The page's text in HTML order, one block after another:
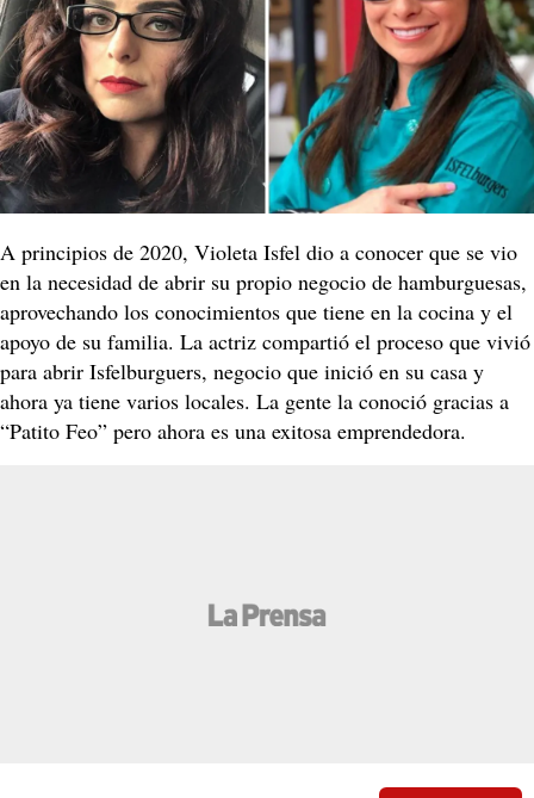
A principios de 2020, Violeta Isfel dio a conocer que se vio
en la necesidad de abrir su propio negocio de hamburguesas,
aprovechando los conocimientos que tiene en la cocina y el
apoyo de su familia. La actriz compartió el proceso que vivió
para abrir Isfelburguers, negocio que inició en su casa y
ahora ya tiene varios locales. La gente la conoció gracias a
“Patito Feo” pero ahora es una exitosa emprendedora.